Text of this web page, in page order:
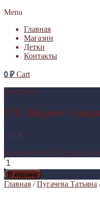
Menu
Главная
Магазин
Детки
Контакты
0₽ Cart
Выбрано:
ПТ-Первое
150 ₽
Количество ПТ-Первое
В корзину
Главная /Пугачева Татьяна